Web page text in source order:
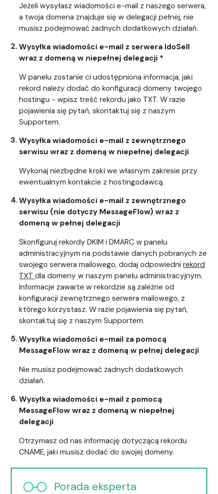
Jeżeli wysyłasz wiadomości e-mail z naszego serwera,
a twoja domena znajduje się w delegacji pełnej, nie
musisz podejmować żadnych dodatkowych działań.
Wysyłka wiadomości e-mail z serwera IdoSell
wraz z domeną w niepełnej delegacji *
W panelu zostanie ci udostępniona informacja, jaki
rekord należy dodać do konfiguracji domeny twojego
hostingu - wpisz treść rekordu jako TXT. W razie
pojawienia się pytań, skontaktuj się z naszym
Supportem.
Wysyłka wiadomości e-mail z zewnętrznego
serwisu wraz z domeną w niepełnej delegacji
Wykonaj niezbędne kroki we własnym zakresie przy
ewentualnym kontakcie z hostingodawcą.
Wysyłka wiadomości e-mail z zewnętrznego
serwisu (nie dotyczy MessageFlow) wraz z
domeną w pełnej delegacji
Skonfiguruj rekordy DKIM i DMARC w panelu
administracyjnym na podstawie danych pobranych ze
swojego serwera mailowego, dodaj odpowiednirekord
TXT dla domeny w naszym panelu administracyjnym.
Informacje zawarte w rekordzie są zależne od
konfiguracji zewnętrznego serwera mailowego, z
którego korzystasz. W razie pojawienia się pytań,
skontaktuj się z naszym Supportem.
Wysyłka wiadomości e-mail za pomocą
MessageFlow wraz z domeną w pełnej delegacji
Nie musisz podejmować żadnych dodatkowych
działań.
Wysyłka wiadomości e-mail z pomocą
MessageFlow wraz z domeną w niepełnej
delegacji
Otrzymasz od nas informację dotyczącą rekordu
CNAME, jaki musisz dodać do swojej domeny.
Porada eksperta